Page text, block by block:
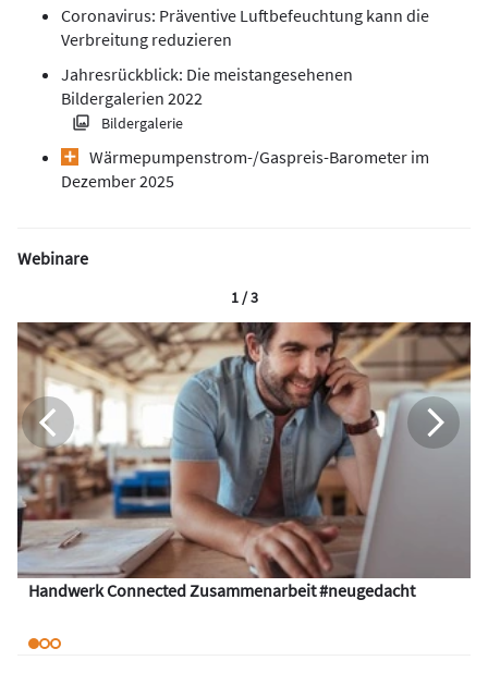
Coronavirus: Präventive Luftbefeuchtung kann die
Verbreitung reduzieren
Jahresrückblick: Die meistangesehenen
Bildergalerien 2022
Bildergalerie
Wärmepumpen­strom-/Gas­preis­-Baro­meter im
Dezember 2025
Webinare
Handwerk Connected Zusammenarbeit #neugedacht
1 / 3